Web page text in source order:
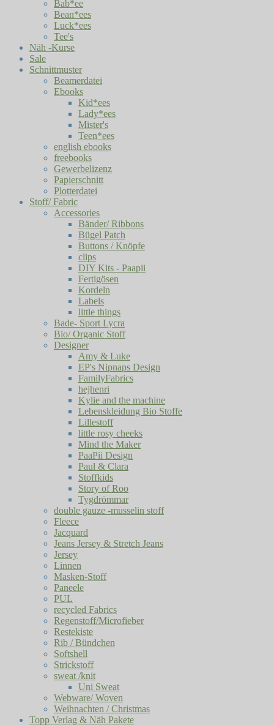
Bab*ee
Bean*ees
Luck*ees
Tee's
Näh -Kurse
Sale
Schnittmuster
Beamerdatei
Ebooks
Kid*ees
Lady*ees
Mister's
Teen*ees
english ebooks
freebooks
Gewerbelizenz
Papierschnitt
Plotterdatei
Stoff/ Fabric
Accessories
Bänder/ Ribbons
Bügel Patch
Buttons / Knöpfe
clips
DIY Kits - Paapii
Fertigösen
Kordeln
Labels
little things
Bade- Sport Lycra
Bio/ Organic Stoff
Designer
Amy & Luke
EP's Nipnaps Design
FamilyFabrics
hejhenri
Kylie and the machine
Lebenskleidung Bio Stoffe
Lillestoff
little rosy cheeks
Mind the Maker
PaaPii Design
Paul & Clara
Stoffkids
Story of Roo
Tygdrömmar
double gauze -musselin stoff
Fleece
Jacquard
Jeans Jersey & Stretch Jeans
Jersey
Linnen
Masken-Stoff
Paneele
PUL
recycled Fabrics
Regenstoff/Microfieber
Restekiste
Rib / Bündchen
Softshell
Strickstoff
sweat /knit
Uni Sweat
Webware/ Woven
Weihnachten / Christmas
Topp Verlag & Näh Pakete